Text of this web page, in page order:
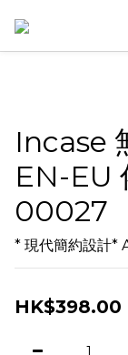
Incase
EN-EU
00027
* 現代簡約設計*
HK$398.00